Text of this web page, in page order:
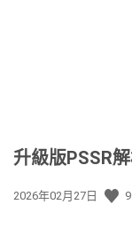
升級版PSSR
發
2026年02月27日